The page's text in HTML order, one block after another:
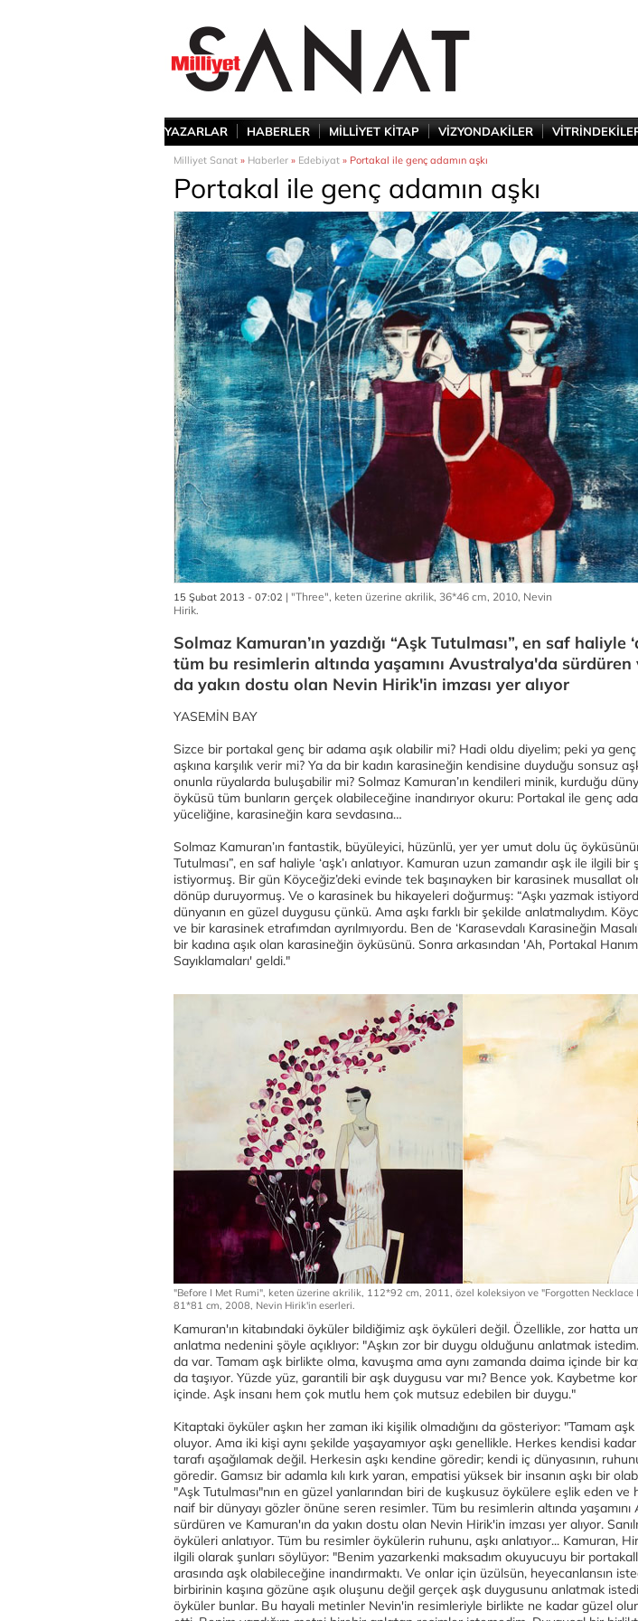
YAZARLAR HABERLER MİLLİYET KİTAP VİZYONDAKİLER
Milliyet Sanat » Haberler » Edebiyat » Portakal ile genç adamın aşkı
Portakal ile genç adamın aşkı
15 Şubat 2013 - 07:02 | "Three", keten üzerine akrilik, 36*46 cm, 2010, Nevin
Hirik.
Solmaz Kamuran’ın yazdığı “Aşk Tutulması”, en saf haliyle
tüm bu resimlerin altında yaşamını Avustralya'da sürdüren
da yakın dostu olan Nevin Hirik'in imzası yer alıyor
YASEMİN BAY
Sizce bir portakal genç bir adama aşık olabilir mi? Hadi oldu diyelim; peki ya
aşkına karşılık verir mi? Ya da bir kadın karasineğin kendisine duyduğu sonsuz
onunla rüyalarda buluşabilir mi? Solmaz Kamuran’ın kendileri minik, kurduğu
öyküsü tüm bunların gerçek olabileceğine inandırıyor okuru: Portakal ile genç
yüceliğine, karasineğin kara sevdasına…
Solmaz Kamuran’ın fantastik, büyüleyici, hüzünlü, yer yer umut dolu üç
Tutulması”, en saf haliyle ‘aşk’ı anlatıyor. Kamuran uzun zamandır aşk ile ilgili bir
istiyormuş. Bir gün Köyceğiz’deki evinde tek başınayken bir karasinek musallat
dönüp duruyormuş. Ve o karasinek bu hikayeleri doğurmuş: “Aşkı yazmak
dünyanın en güzel duygusu çünkü. Ama aşkı farklı bir şekilde anlatmalıydım.
ve bir karasinek etrafımdan ayrılmıyordu. Ben de ‘Karasevdalı Karasineğin
bir kadına aşık olan karasineğin öyküsünü. Sonra arkasından 'Ah, Portakal
Sayıklamaları' geldi."
"Before I Met Rumi", keten üzerine akrilik, 112*92 cm, 2011, özel koleksiyon ve "Forgotten Necklace
81*81 cm, 2008, Nevin Hirik'in eserleri.
Kamuran'ın kitabındaki öyküler bildiğimiz aşk öyküleri değil. Özellikle, zor hatta
anlatma nedenini şöyle açıklıyor: "Aşkın zor bir duygu olduğunu anlatmak
da var. Tamam aşk birlikte olma, kavuşma ama aynı zamanda daima içinde bir
da taşıyor. Yüzde yüz, garantili bir aşk duygusu var mı? Bence yok. Kaybetme
içinde. Aşk insanı hem çok mutlu hem çok mutsuz edebilen bir duygu."
Kitaptaki öyküler aşkın her zaman iki kişilik olmadığını da gösteriyor: "Tamam
oluyor. Ama iki kişi aynı şekilde yaşayamıyor aşkı genellikle. Herkes kendisi
tarafı aşağılamak değil. Herkesin aşkı kendine göredir; kendi iç dünyasının,
göredir. Gamsız bir adamla kılı kırk yaran, empatisi yüksek bir insanın aşkı bir
"Aşk Tutulması"nın en güzel yanlarından biri de kuşkusuz öykülere eşlik eden ve
naif bir dünyayı gözler önüne seren resimler. Tüm bu resimlerin altında
sürdüren ve Kamuran'ın da yakın dostu olan Nevin Hirik'in imzası yer alıyor.
öyküleri anlatıyor. Tüm bu resimler öykülerin ruhunu, aşkı anlatıyor... Kamuran,
ilgili olarak şunları söylüyor: "Benim yazarkenki maksadım okuyucuyu bir
arasında aşk olabileceğine inandırmaktı. Ve onlar için üzülsün, heyecanlansın
birbirinin kaşına gözüne aşık oluşunu değil gerçek aşk duygusunu anlatmak
öyküler bunlar. Bu hayali metinler Nevin'in resimleriyle birlikte ne kadar güzel